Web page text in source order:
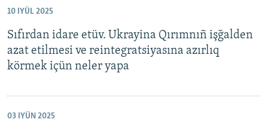
10 IYÜL 2025
Sıfırdan idare etüv. Ukrayina Qırımnıñ işğalden
azat etilmesi ve reintegratsiyasına azırlıq
körmek içün neler yapa
03 IYÜN 2025